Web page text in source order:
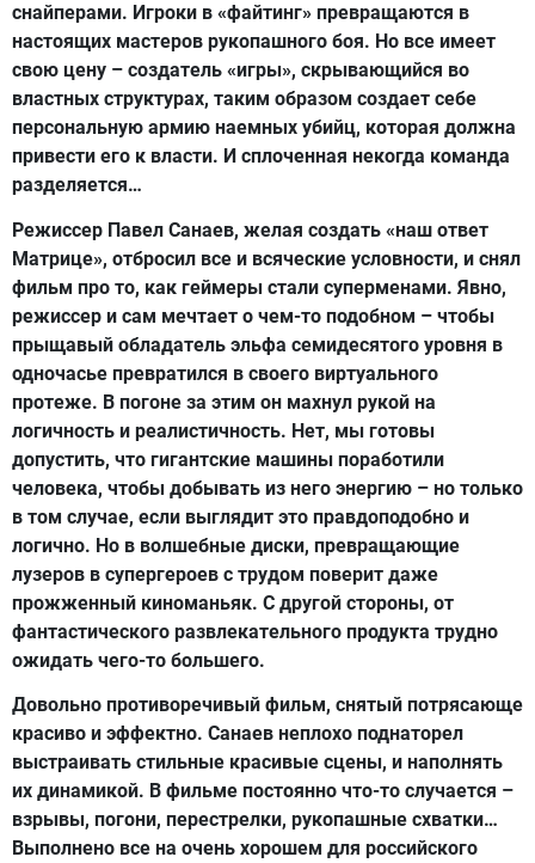
снайперами. Игроки в «файтинг» превращаются в
настоящих мастеров рукопашного боя. Но все имеет
свою цену – создатель «игры», скрывающийся во
властных структурах, таким образом создает себе
персональную армию наемных убийц, которая должна
привести его к власти. И сплоченная некогда команда
разделяется…
Режиссер Павел Санаев, желая создать «наш ответ
Матрице», отбросил все и всяческие условности, и снял
фильм про то, как геймеры стали суперменами. Явно,
режиссер и сам мечтает о чем-то подобном – чтобы
прыщавый обладатель эльфа семидесятого уровня в
одночасье превратился в своего виртуального
протеже. В погоне за этим он махнул рукой на
логичность и реалистичность. Нет, мы готовы
допустить, что гигантские машины поработили
человека, чтобы добывать из него энергию – но только
в том случае, если выглядит это правдоподобно и
логично. Но в волшебные диски, превращающие
лузеров в супергероев с трудом поверит даже
прожженный киноманьяк. С другой стороны, от
фантастического развлекательного продукта трудно
ожидать чего-то большего.
Довольно противоречивый фильм, снятый потрясающе
красиво и эффектно. Санаев неплохо поднаторел
выстраивать стильные красивые сцены, и наполнять
их динамикой. В фильме постоянно что-то случается –
взрывы, погони, перестрелки, рукопашные схватки…
Выполнено все на очень хорошем для российского